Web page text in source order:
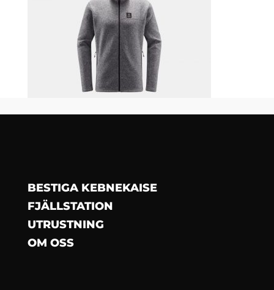
BESTIGA KEBNEKAISE
FJÄLLSTATION
UTRUSTNING
OM OSS